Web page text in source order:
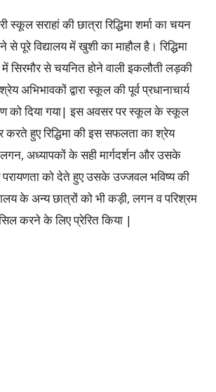
स्कूल सराहां की छात्रा रिद्धिमा शर्मा का चयन
से पूरे विद्यालय में खुशी का माहौल है। रिद्धिमा
में सिरमौर से चयनित होने वाली इकलौती लड़की
अभिभावकों द्वारा स्कूल की पूर्व प्रधानाचार्य
को दिया गया| इस अवसर पर स्कूल के स्कूल
करते हुए रिद्धिमा की इस सफलता का श्रेय
अध्यापकों के सही मार्गदर्शन और उसके
परायणता को देते हुए उसके उज्जवल भविष्य की
के अन्य छात्रों को भी कड़ी, लगन व परिश्रम
करने के लिए प्रेरित किया |